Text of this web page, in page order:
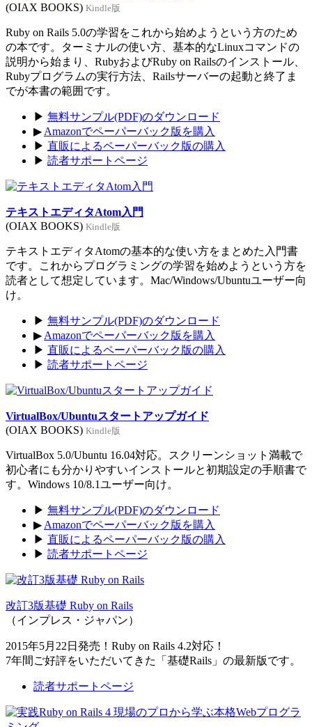
(OIAX BOOKS) Kindle版
Ruby on Rails 5.0の学習をこれから始めようという方のため
の本です。ターミナルの使い方、基本的なLinuxコマンドの
説明から始まり、RubyおよびRuby on Railsのインストール、
Rubyプログラムの実行方法、Railsサーバーの起動と終了ま
でが本書の範囲です。
▶ 無料サンプル(PDF)のダウンロード
▶ Amazonでペーパーバック版を購入
▶ 直販によるペーパーバック版の購入
▶ 読者サポートページ
テキストエディタAtom入門
(OIAX BOOKS) Kindle版
テキストエディタAtomの基本的な使い方をまとめた入門書
です。これからプログラミングの学習を始めようという方を
読者として想定しています。Mac/Windows/Ubuntuユーザー向
け。
▶ 無料サンプル(PDF)のダウンロード
▶ Amazonでペーパーバック版を購入
▶ 直販によるペーパーバック版の購入
▶ 読者サポートページ
VirtualBox/Ubuntuスタートアップガイド
(OIAX BOOKS) Kindle版
VirtualBox 5.0/Ubuntu 16.04対応。スクリーンショット満載で
初心者にも分かりやすいインストールと初期設定の手順書で
す。Windows 10/8.1ユーザー向け。
▶ 無料サンプル(PDF)のダウンロード
▶ Amazonでペーパーバック版を購入
▶ 直販によるペーパーバック版の購入
▶ 読者サポートページ
改訂3版基礎 Ruby on Rails
（インプレス・ジャパン）
2015年5月22日発売！Ruby on Rails 4.2対応！
7年間ご好評をいただいてきた「基礎Rails」の最新版です。
読者サポートページ